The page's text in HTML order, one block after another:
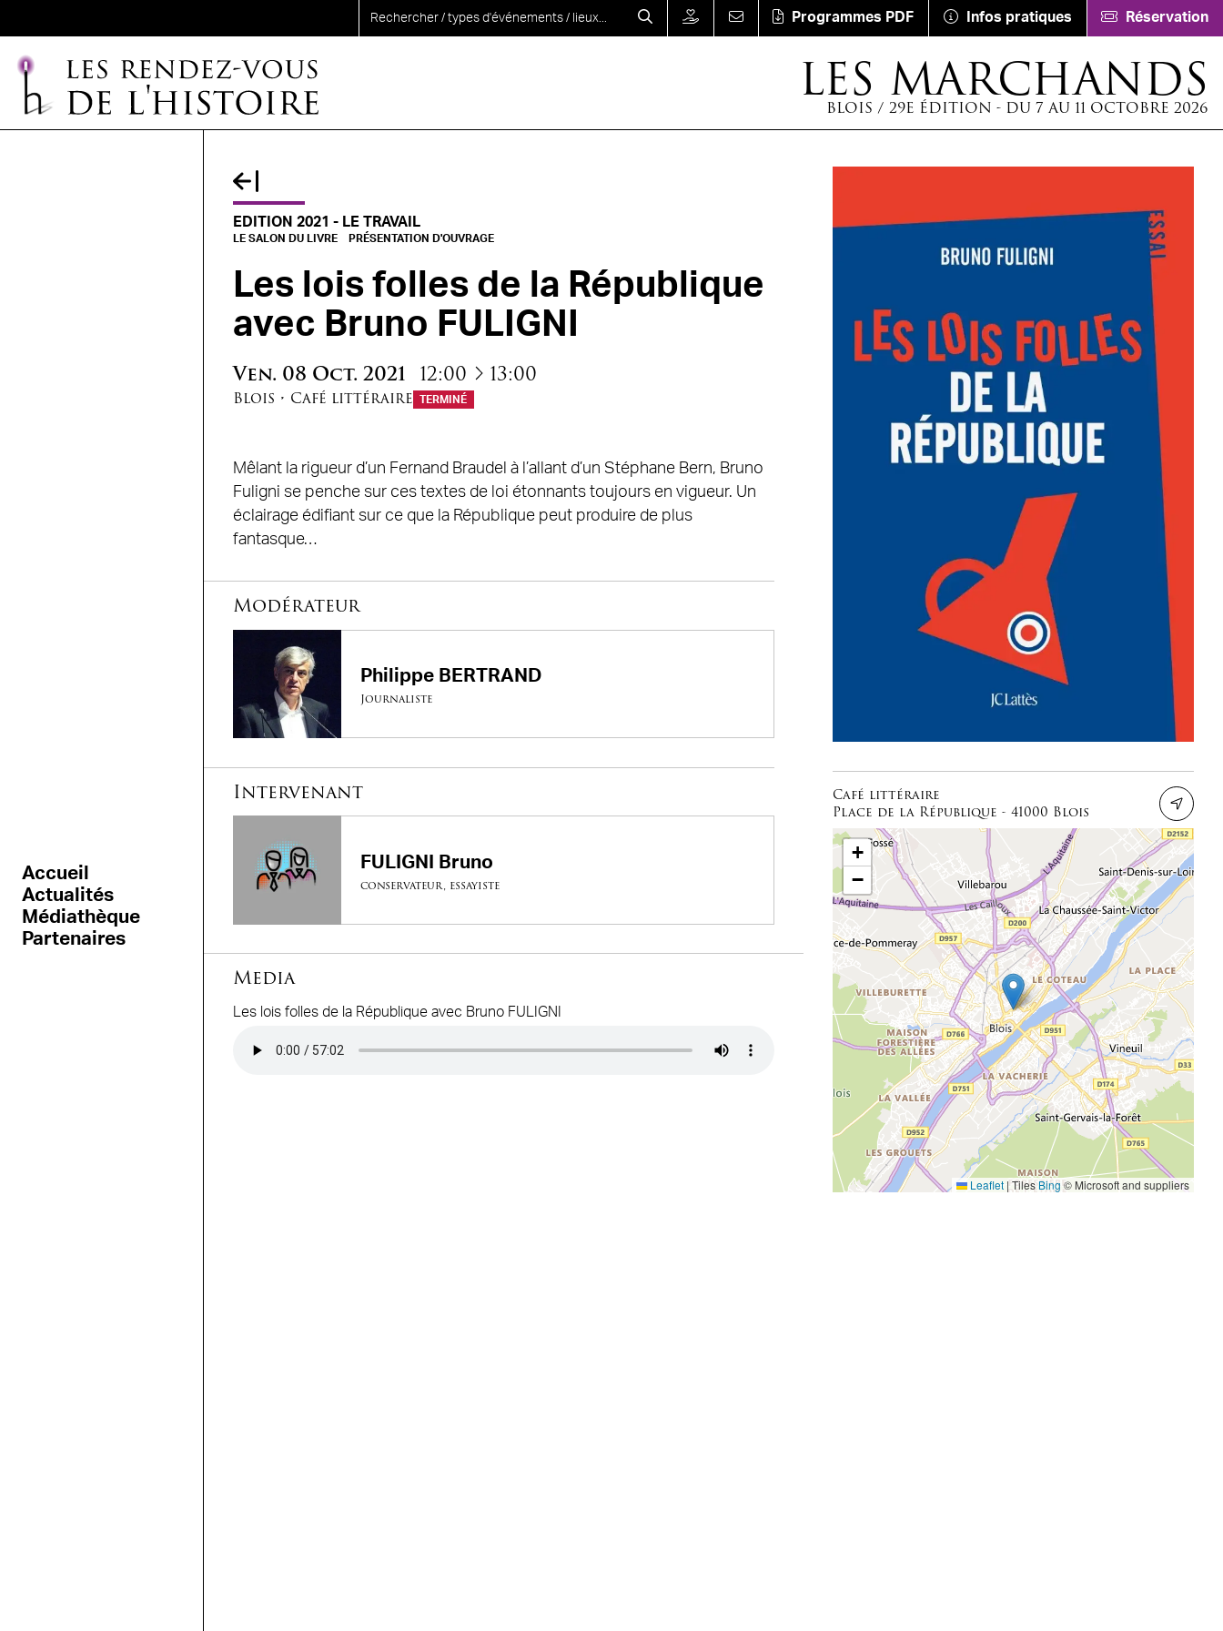
Programmes PDF Infos pratiques Réservation
LES MARCHANDS
BLOIS / 29E ÉDITION - DU 7 AU 11 OCTOBRE 2026
Accueil
Actualités
Médiathèque
Partenaires
EDITION 2021 - LE TRAVAIL
LE SALON DU LIVRE PRÉSENTATION D'OUVRAGE
Les lois folles de la République
avec Bruno FULIGNI
Ven. 08 Oct. 2021 12:00 à
13:00
Blois • Café littéraire TERMINÉ
Mêlant la rigueur d’un Fernand Braudel à l’allant d’un Stéphane Bern, Bruno
Fuligni se penche sur ces textes de loi étonnants toujours en vigueur. Un
éclairage édifiant sur ce que la République peut produire de plus
fantasque…
Modérateur
Philippe BERTRAND
Journaliste
Intervenant
FULIGNI Bruno
conservateur, essayiste
Media
Les lois folles de la République avec Bruno FULIGNI
Café littéraire
Place de la République - 41000 Blois
+
−
Leaflet |TilesBing© Microsoft and suppliers